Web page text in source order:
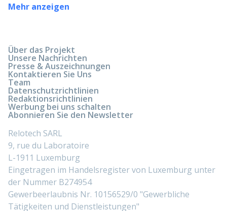
Mehr anzeigen
Über das Projekt
Unsere Nachrichten
Presse & Auszeichnungen
Kontaktieren Sie Uns
Team
Datenschutzrichtlinien
Redaktionsrichtlinien
Werbung bei uns schalten
Abonnieren Sie den Newsletter
Relotech SARL
9, rue du Laboratoire
L-1911 Luxemburg
Eingetragen im Handelsregister von Luxemburg unter
der Nummer B274954
Gewerbeerlaubnis Nr. 10156529/0 "Gewerbliche
Tätigkeiten und Dienstleistungen"